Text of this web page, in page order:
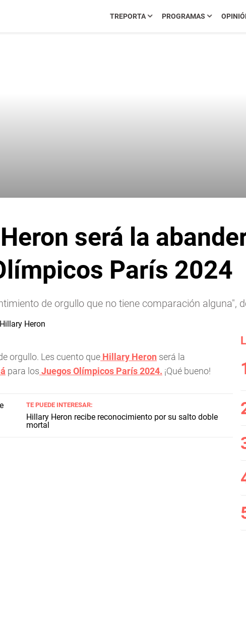
TREPORTA PROGRAMAS
será la
París 2024
de orgullo que no tiene comparación alguna",
orgullo. Les cuento que Hillary Heron será la
para los Juegos Olímpicos París 2024. ¡Qué bueno!
TE PUEDE INTERESAR:
Hillary Heron recibe reconocimiento por su salto doble
mortal